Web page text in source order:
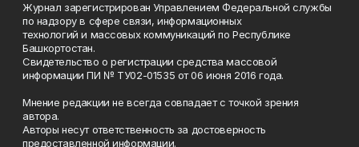
Журнал зарегистрирован Управлением Федеральной службы
по надзору в сфере связи, информационных
технологий и массовых коммуникаций по Республике
Башкортостан.
Свидетельство о регистрации средства массовой
информации ПИ № ТУ02-01535 от 06 июня 2016 года.
Мнение редакции не всегда совпадает с точкой зрения
автора.
Авторы несут ответственность за достоверность
предоставленной информации.